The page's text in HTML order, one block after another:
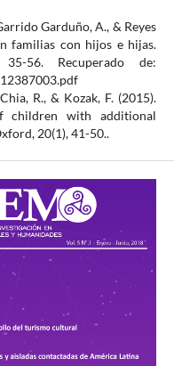
Garduño, A., & Reyes
familias con hijos e hijas.
56. Recuperado de:
R., & Kozak, F. (2015).
children with additional
20(1), 41-50..